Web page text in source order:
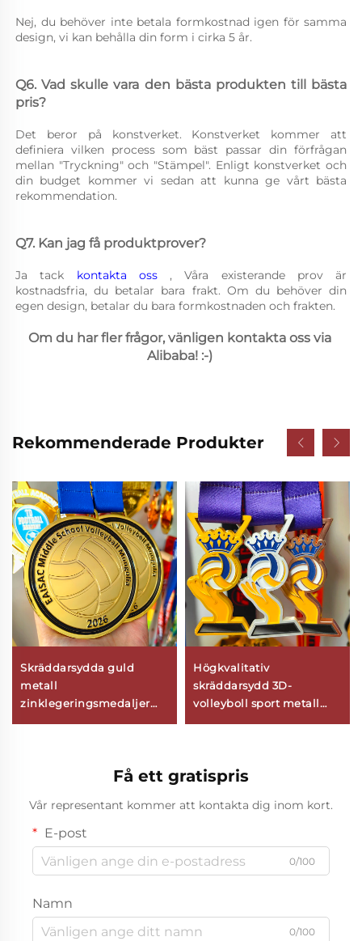
Nej, du behöver inte betala formkostnad igen för samma
design, vi kan behålla din form i cirka 5 år.
Q6. Vad skulle vara den bästa produkten till bästa
pris?
Det beror på konstverket. Konstverket kommer att
definiera vilken process som bäst passar din förfrågan
mellan "Tryckning" och "Stämpel". Enligt konstverket och
din budget kommer vi sedan att kunna ge vårt bästa
rekommendation.
Q7. Kan jag få produktprover?
Ja tack kontakta oss , Våra existerande prov är
kostnadsfria, du betalar bara frakt. Om du behöver din
egen design, betalar du bara formkostnaden och frakten.
Om du har fler frågor, vänligen kontakta oss via
Alibaba! :-)
Rekommenderade Produkter
Skräddarsydda guld
metall
zinklegeringsmedaljer
personlig anpassning
Högkvalitativ
skräddarsydd 3D-
volleyboll sport metall
zinklegering
Få ett gratispris
Vår representant kommer att kontakta dig inom kort.
E-post
0/100
Namn
0/100